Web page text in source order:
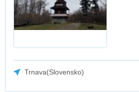
Trnava(Slovensko)